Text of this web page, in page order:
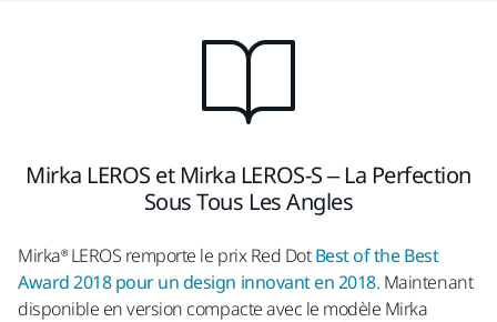
Mirka LEROS et Mirka LEROS-S – La Perfection
Sous Tous Les Angles
Mirka® LEROS remporte le prix Red DotBest of the Best
Award 2018 pour un design innovant en 2018. Maintenant
disponible en version compacte avec le modèle Mirka